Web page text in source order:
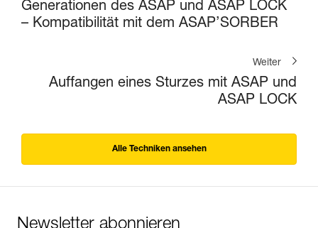
Generationen des ASAP und ASAP LOCK
– Kompatibilität mit dem ASAP’SORBER
Weiter
Auffangen eines Sturzes mit ASAP und
ASAP LOCK
Alle Techniken ansehen